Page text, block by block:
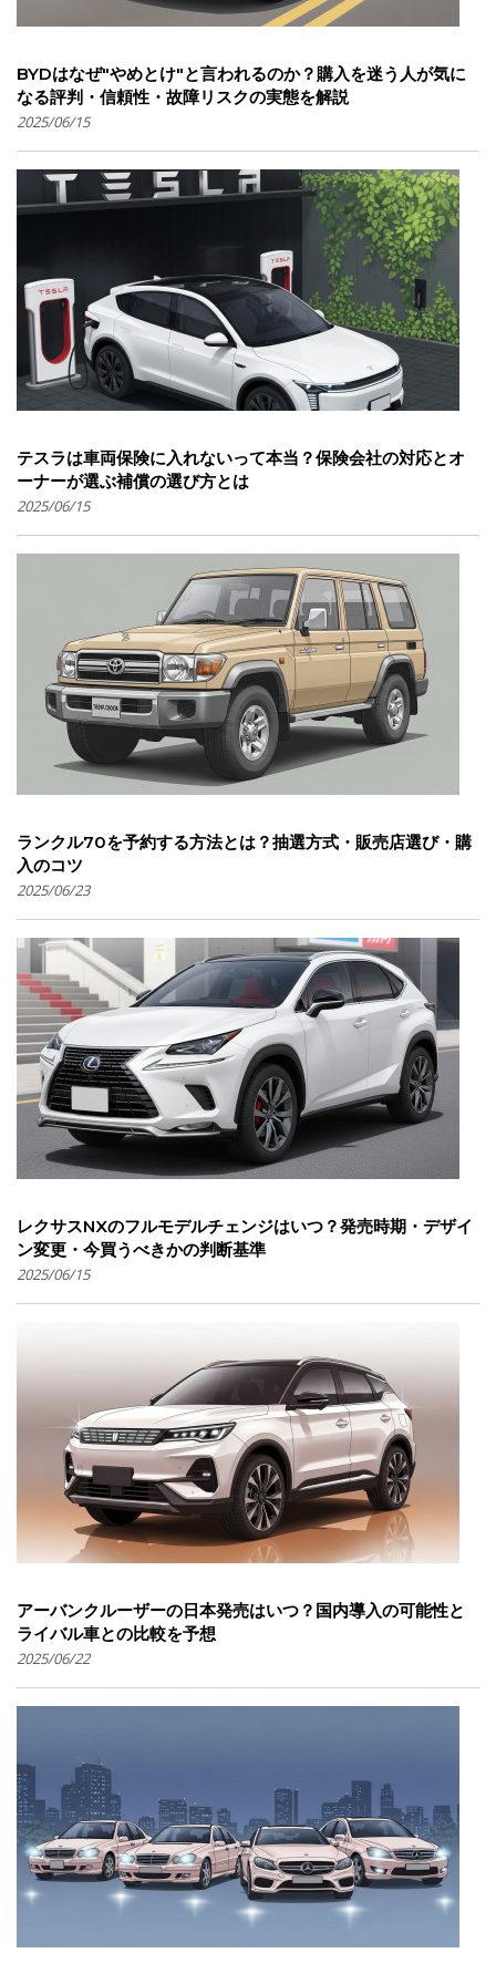
BYDはなぜ"やめとけ"と言われるのか？購入を迷う人が気に
なる評判・信頼性・故障リスクの実態を解説
2025/06/15
テスラは車両保険に入れないって本当？保険会社の対応とオ
ーナーが選ぶ補償の選び方とは
2025/06/15
ランクル70を予約する方法とは？抽選方式・販売店選び・購
入のコツ
2025/06/23
レクサスNXのフルモデルチェンジはいつ？発売時期・デザイ
ン変更・今買うべきかの判断基準
2025/06/15
アーバンクルーザーの日本発売はいつ？国内導入の可能性と
ライバル車との比較を予想
2025/06/22